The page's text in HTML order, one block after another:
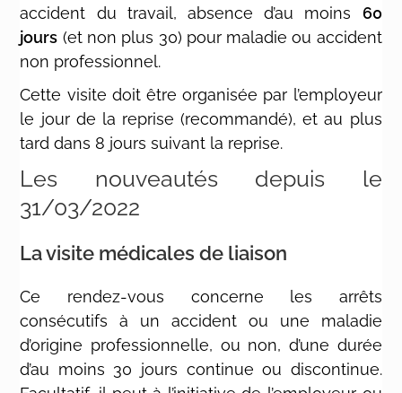
accident du travail, absence d’au moins 60
jours (et non plus 30) pour maladie ou accident
non professionnel.
Cette visite doit être organisée par l’employeur
le jour de la reprise (recommandé), et au plus
tard dans 8 jours suivant la reprise.
Les nouveautés depuis le
31/03/2022
La visite médicales de liaison
Ce rendez-vous concerne les arrêts
consécutifs à un accident ou une maladie
d’origine professionnelle, ou non, d’une durée
d’au moins 30 jours continue ou discontinue.